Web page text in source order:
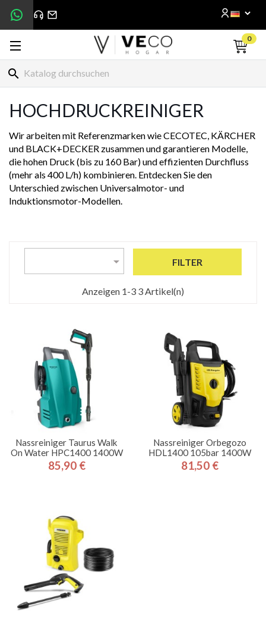
0
search
HOCHDRUCKREINIGER
Wir arbeiten mit Referenzmarken wie CECOTEC, KÄRCHER
und BLACK+DECKER zusammen und garantieren Modelle,
die hohen Druck (bis zu 160 Bar) und effizienten Durchfluss
(mehr als 400 L/h) kombinieren. Entdecken Sie den
Unterschied zwischen Universalmotor- und
Induktionsmotor-Modellen.
 FILTER
Anzeigen 1-3 3 Artikel(n)
Nassreiniger Taurus Walk
On Water HPC1400 1400W
Preis
85,90 €
Nassreiniger Orbegozo
HDL1400 105bar 1400W
Preis
81,50 €